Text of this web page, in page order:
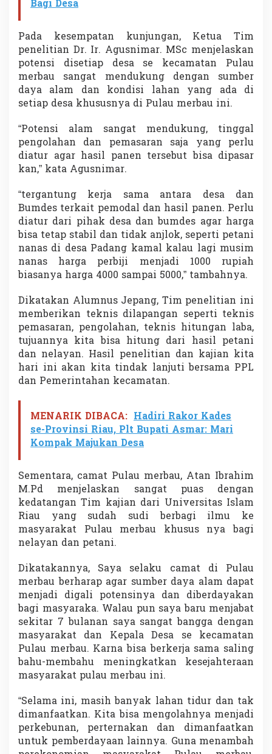
Bagi Desa
Pada kesempatan kunjungan, Ketua Tim
penelitian Dr. Ir. Agusnimar. MSc menjelaskan
potensi disetiap desa se kecamatan Pulau
merbau sangat mendukung dengan sumber
daya alam dan kondisi lahan yang ada di
setiap desa khususnya di Pulau merbau ini.
“Potensi alam sangat mendukung, tinggal
pengolahan dan pemasaran saja yang perlu
diatur agar hasil panen tersebut bisa dipasar
kan,” kata Agusnimar.
“tergantung kerja sama antara desa dan
Bumdes terkait pemodal dan hasil panen. Perlu
diatur dari pihak desa dan bumdes agar harga
bisa tetap stabil dan tidak anjlok, seperti petani
nanas di desa Padang kamal kalau lagi musim
nanas harga perbiji menjadi 1000 rupiah
biasanya harga 4000 sampai 5000,” tambahnya.
Dikatakan Alumnus Jepang, Tim penelitian ini
memberikan teknis dilapangan seperti teknis
pemasaran, pengolahan, teknis hitungan laba,
tujuannya kita bisa hitung dari hasil petani
dan nelayan. Hasil penelitian dan kajian kita
hari ini akan kita tindak lanjuti bersama PPL
dan Pemerintahan kecamatan.
MENARIK DIBACA: Hadiri Rakor Kades
se-Provinsi Riau, Plt Bupati Asmar: Mari
Kompak Majukan Desa
Sementara, camat Pulau merbau, Atan Ibrahim
M.Pd menjelaskan sangat puas dengan
kedatangan Tim kajian dari Universitas Islam
Riau yang sudah sudi berbagi ilmu ke
masyarakat Pulau merbau khusus nya bagi
nelayan dan petani.
Dikatakannya, Saya selaku camat di Pulau
merbau berharap agar sumber daya alam dapat
menjadi digali potensinya dan diberdayakan
bagi masyaraka. Walau pun saya baru menjabat
sekitar 7 bulanan saya sangat bangga dengan
masyarakat dan Kepala Desa se kecamatan
Pulau merbau. Karna bisa berkerja sama saling
bahu-membahu meningkatkan kesejahteraan
masyarakat pulau merbau ini.
“Selama ini, masih banyak lahan tidur dan tak
dimanfaatkan. Kita bisa mengolahnya menjadi
perkebunan, perternakan dan dimanfaatkan
untuk pemberdayaan lainnya. Guna menambah